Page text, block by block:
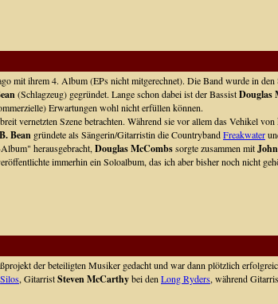
mit ihrem 4. Album (EPs nicht mitgerechnet). Die Band wurde in
(Schlagzeug) gegründet. Lange schon dabei ist der BassistDouglas
Erwartungen wohl nicht erfüllen können.
vernetzten Szene betrachten. Während sie vor allem das Vehikel von
Bean gründete als Sängerin/Gitarristin die CountrybandFreakwater
herausgebracht,Douglas McCombssorgte zusammen mit
immerhin ein Soloalbum, das ich aber bisher noch nicht
der beteiligten Musiker gedacht und war dann plötzlich
Silos, GitarristSteven McCarthybei den Long Ryders, während